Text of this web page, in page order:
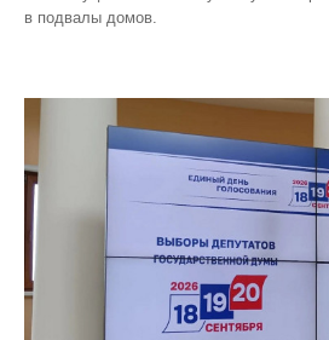
в подвалы домов.